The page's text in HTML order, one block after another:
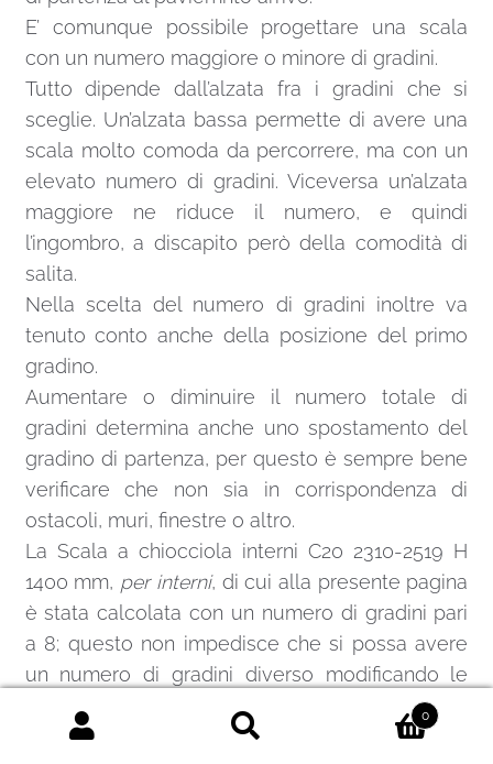
E’ comunque possibile progettare una scala
con un numero maggiore o minore di gradini.
Tutto dipende dall’alzata fra i gradini che si
sceglie. Un’alzata bassa permette di avere una
scala molto comoda da percorrere, ma con un
elevato numero di gradini. Viceversa un’alzata
maggiore ne riduce il numero, e quindi
l’ingombro, a discapito però della comodità di
salita.
Nella scelta del numero di gradini inoltre va
tenuto conto anche della posizione del primo
gradino.
Aumentare o diminuire il numero totale di
gradini determina anche uno spostamento del
gradino di partenza, per questo è sempre bene
verificare che non sia in corrispondenza di
ostacoli, muri, finestre o altro.
La Scala a chiocciola interni C20 2310-2519 H
1400 mm, per interni, di cui alla presente pagina
è stata calcolata con un numero di gradini pari
a 8; questo non impedisce che si possa avere
un numero di gradini diverso modificando le
alzate tra gradino e gradino.
Per eventuali informazioni inviate unamail
0